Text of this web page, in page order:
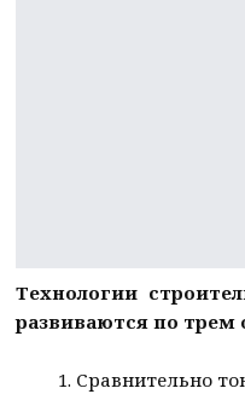
Технологии
развиваются по
Сравнительно